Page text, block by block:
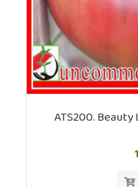
ATS200. Beauty